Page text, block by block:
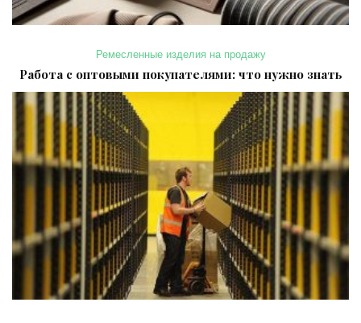
Ремесленные изделия на продажу
Работа с оптовыми покупателями: что нужно знать